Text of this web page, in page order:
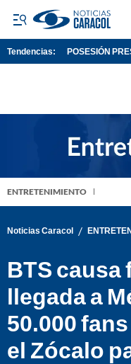
Tendencias: POSESIÓN
ENTRETENIMIENTO
Noticias Caracol /
BTS causa
llegada a
50.000
el Zócalo